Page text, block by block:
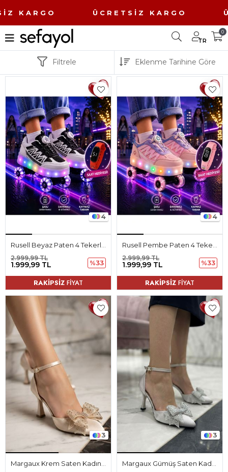
KARGO ÜCRETSİZ
TR
0
Filtrele
4
1.999,99 TL
2.999,99 TL
%33
RAKİPSİZ FİYAT
4
1.999,99 TL
2.999,99 TL
%33
RAKİPSİZ FİYAT
3 3